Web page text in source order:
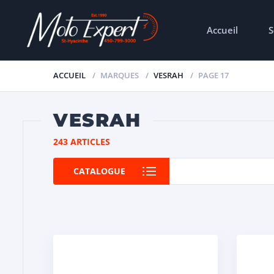
Accueil
ACCUEIL MARQUES VESRAH PAGE 17
VESRAH
243 ARTICLES
CATALOGUE